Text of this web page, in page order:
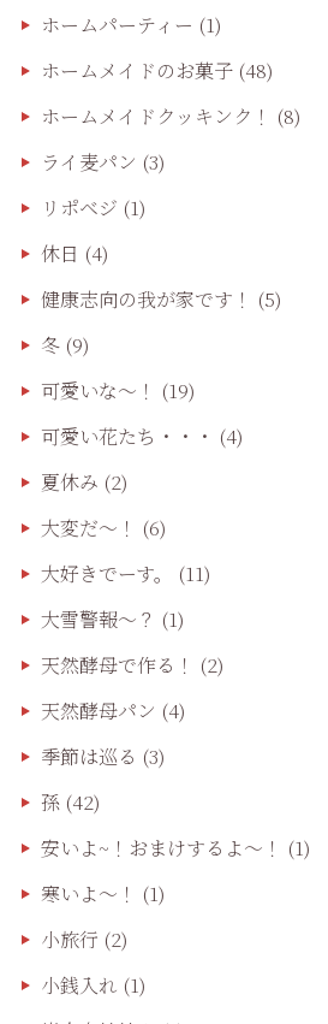
ホームパーティー (1)
ホームメイドのお菓子(48)
ホームメイドクッキンク！ (8)
ライ麦パン (3)
リポベジ (1)
休日 (4)
健康志向の我が家です！ (5)
冬(9)
可愛いな〜！ (19)
可愛い花たち・・・ (4)
夏休み (2)
大変だ〜！ (6)
大好きでーす。
(11)
大雪警報〜？ (1)
天然酵母で作る！ (2)
天然酵母パン (4)
季節は巡る (3)
孫(42)
安いよ~！おまけするよ～！ (1)
寒いよ～！ (1)
小旅行 (2)
小銭入れ (1)